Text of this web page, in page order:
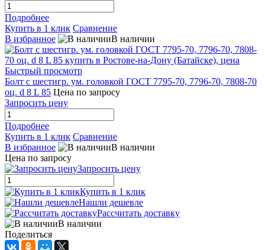
Подробнее
Купить в 1 клик Сравнение
В избранное
В наличии
Быстрый просмотр
Болт с шестигр. ум. головкой ГОСТ 7795-70, 7796-70, 7808-70
оц. d 8 L 85 Цена по запросу
Запросить цену
Подробнее
Купить в 1 клик Сравнение
В избранное
В наличии
Цена по запросу
Запросить цену
Купить в 1 клик
Нашли дешевле
Рассчитать доставку
В наличии
Поделиться